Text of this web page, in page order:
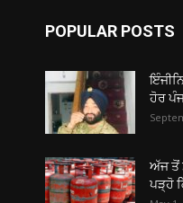
POPULAR POSTS
ਹੋਰ
ਅੱਜ ਤੋਂ
ਪੜ੍ਹੋ